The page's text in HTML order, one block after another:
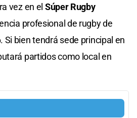
vez en el Súper Rugby
profesional de rugby de
Si bien tendrá sede principal en
partidos como local en